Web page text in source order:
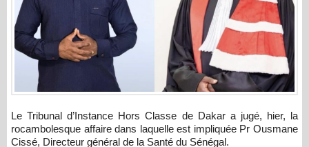
Le Tribunal d’Instance Hors Classe de Dakar a jugé, hier, la
rocambolesque affaire dans laquelle est impliquée Pr Ousmane
Cissé, Directeur général de la Santé du Sénégal.